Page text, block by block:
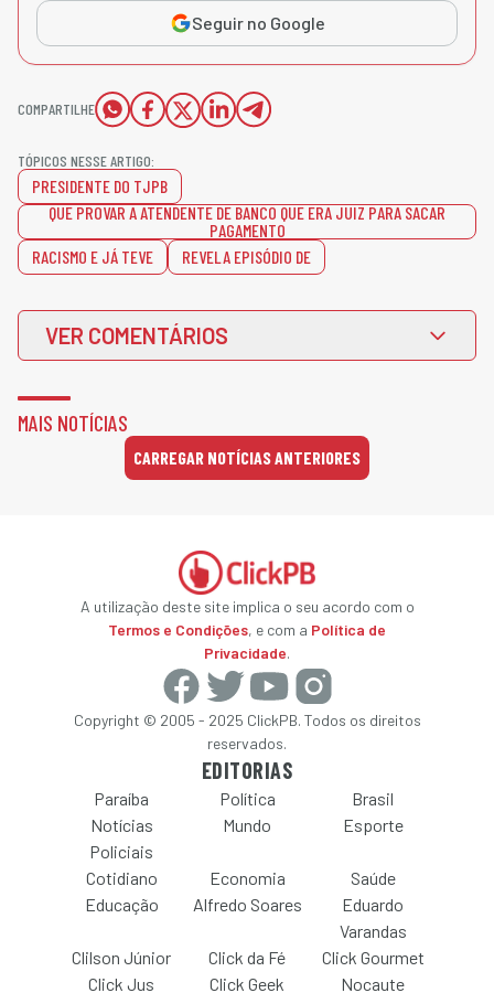
Seguir no Google
COMPARTILHE
TÓPICOS NESSE ARTIGO:
PRESIDENTE DO TJPB
QUE PROVAR A ATENDENTE DE BANCO QUE ERA JUIZ PARA SACAR
PAGAMENTO
RACISMO E JÁ TEVE
REVELA EPISÓDIO DE
VER COMENTÁRIOS
MAIS NOTÍCIAS
CARREGAR NOTÍCIAS ANTERIORES
A utilização deste site implica o seu acordo com o
Termos e Condições, e com a Política de
Privacidade.
Copyright © 2005 - 2025 ClickPB. Todos os direitos
reservados.
EDITORIAS
Paraíba Política
Brasil
Notícias
Policiais
Mundo Esporte
Cotidiano Economia
Saúde
Educação
Alfredo Soares
Eduardo
Varandas
Clilson Júnior
Click da Fé
Click Gourmet
Click Jus
Click Geek Nocaute